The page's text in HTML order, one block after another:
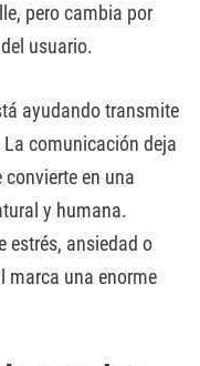
pero cambia por
usuario.
ayudando transmite
La comunicación deja
en una
y humana.
estrés, ansiedad o
marca una enorme